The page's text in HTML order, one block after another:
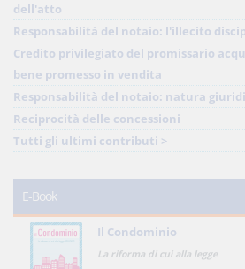
dell'atto
Responsabilità del notaio: l'illecito
Credito privilegiato del promissario
bene promesso in vendita
Responsabilità del notaio: natura
Reciprocità delle concessioni
Tutti gli ultimi contributi >
E-Book
Il Condominio
La riforma di cui alla legge